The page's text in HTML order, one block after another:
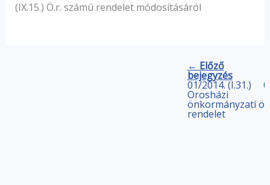
(IX.15.) Ö.r. számú rendelet módosításáról
← Előző
bejegyzés
01/2014. (I.31.)
Orosházi
önkormányzati
rendelet